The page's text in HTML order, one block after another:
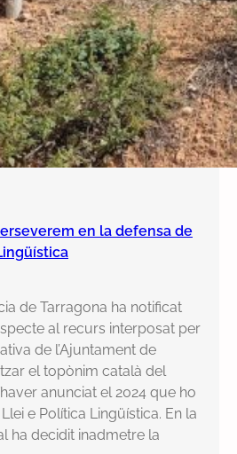
en la defensa de
de Tarragona ha notificat
al recurs interposat per
de l’Ajuntament de
el topònim català del
anunciat el 2024 que ho
e Política Lingüística. En la
ha decidit inadmetre la